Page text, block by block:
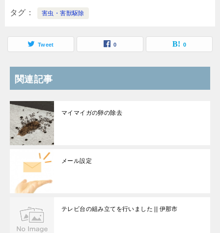
タグ 害虫・害獣駆除
Tweet 0 0
関連記事
マイマイガの卵の除去
メール設定
テレビ台の組み立てを行いました || 伊那市